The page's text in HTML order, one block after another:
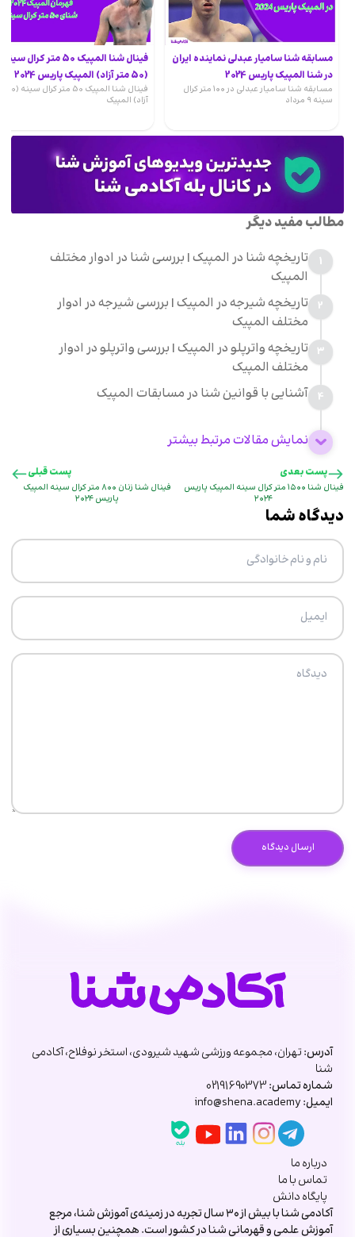
مسابقه شنا سامیار عبدلی نماینده ایران
در شنا المپیک پاریس 2024
مسابقه شنا سامیار عبدلی در ۱۰۰ متر کرال
سینه ۹ مرداد
فینال شنا المپیک 50 متر کرال سینه
(50 متر آزاد) المپیک پاریس 2024
آزاد) المپیک
مطالب مفید دیگر
1
تاریخچه شنا در المپیک | بررسی شنا در ادوار مختلف
المپیک
2
تاریخچه شیرجه در المپیک | بررسی شیرجه در ادوار
مختلف المپیک
3
تاریخچه واترپلو در المپیک | بررسی واترپلو در ادوار
مختلف المپیک
4 آشنایی با قوانین شنا در مسابقات المپیک
نمایش مقالات مرتبط بیشتر
پست بعدی
فینال شنا ۱۵۰۰ متر کرال سینه المپیک پاریس
۲۰۲۴
پست قبلی
فینال شنا زنان ۸۰۰ متر کرال سینه المپیک
پاریس ۲۰۲۴
دیدگاه شما
آدرس:تهران، مجموعه ورزشی شهید شیرودی، استخر نوفلاح، آکادمی
شنا
شماره تماس:02191690373
ایمیل:info@shena.academy
درباره ما
تماس با ما
پایگاه دانش
آکادمی شنا با بیش از ۳۰ سال تجربه در زمینه‌ی آموزش شنا، مرجع
آموزش علمی و قهرمانی شنا در کشور است. همچنین بسیاری از